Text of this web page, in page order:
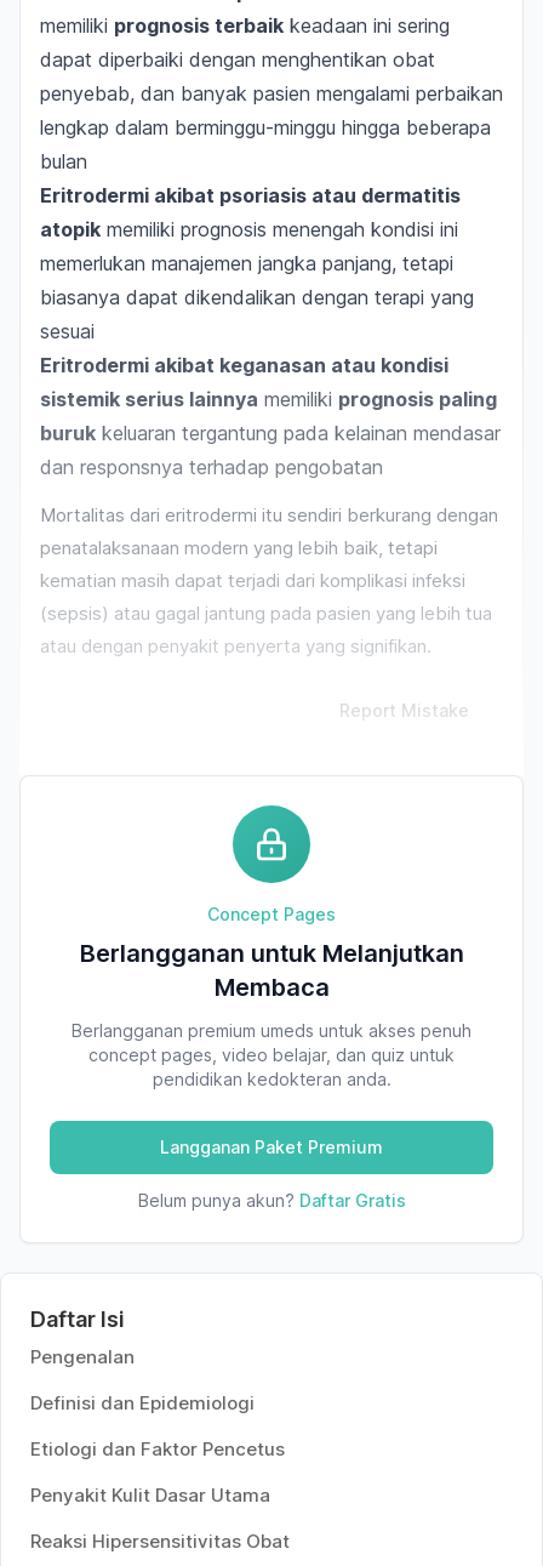
memiliki prognosis terbaik keadaan ini sering
dapat diperbaiki dengan menghentikan obat
penyebab, dan banyak pasien mengalami perbaikan
lengkap dalam berminggu-minggu hingga beberapa
bulan
Eritrodermi akibat psoriasis atau dermatitis
atopik memiliki prognosis menengah kondisi ini
memerlukan manajemen jangka panjang, tetapi
biasanya dapat dikendalikan dengan terapi yang
sesuai
Eritrodermi akibat keganasan atau kondisi
sistemik serius lainnya memiliki prognosis paling
buruk keluaran tergantung pada kelainan mendasar
dan responsnya terhadap pengobatan
Mortalitas dari eritrodermi itu sendiri berkurang dengan
penatalaksanaan modern yang lebih baik, tetapi
kematian masih dapat terjadi dari komplikasi infeksi
(sepsis) atau gagal jantung pada pasien yang lebih tua
atau dengan penyakit penyerta yang signifikan.
Report Mistake
Concept Pages
Berlangganan untuk Melanjutkan
Membaca
Berlangganan premium umeds untuk akses penuh
concept pages, video belajar, dan quiz untuk
pendidikan kedokteran anda.
Langganan Paket Premium
Belum punya akun? Daftar Gratis
Daftar Isi
Pengenalan
Definisi dan Epidemiologi
Etiologi dan Faktor Pencetus
Penyakit Kulit Dasar Utama
Reaksi Hipersensitivitas Obat